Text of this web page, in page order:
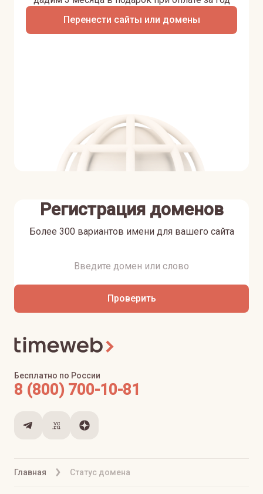
Перенести сайты или домены
Регистрация доменов
Более 300 вариантов имени для вашего сайта
Проверить
Главная Статус домена
Бесплатно по России
8 (800) 700-10-81